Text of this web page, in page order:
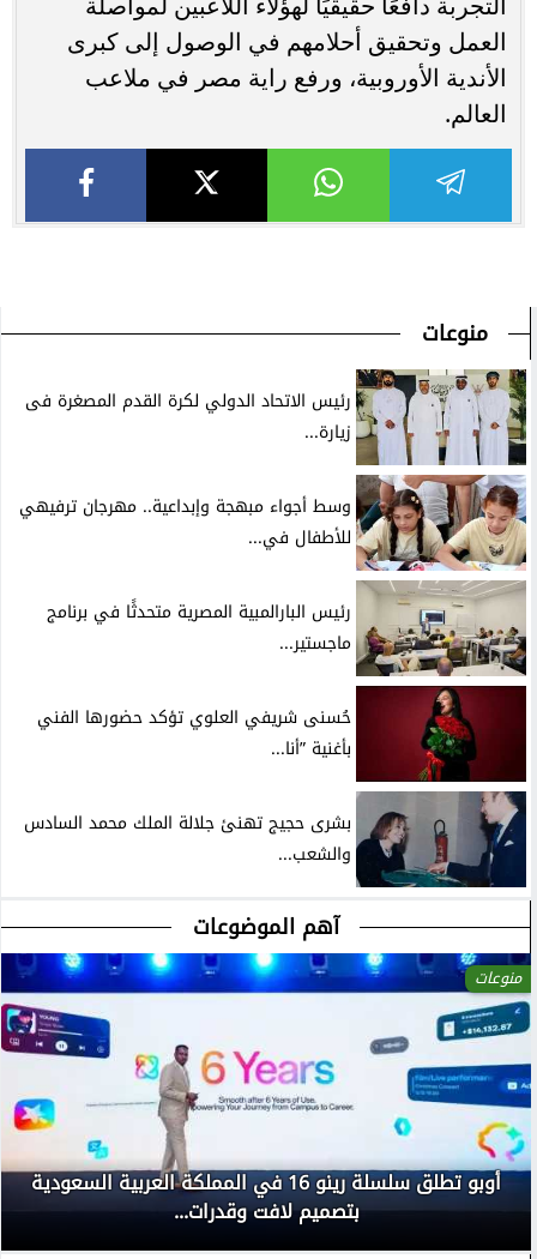
العمل وتحقيق أحلامهم في الوصول إلى كبرى
الأندية الأوروبية، ورفع راية مصر في ملاعب
العالم.
منوعات
رئيس الاتحاد الدولي لكرة القدم المصغرة فى
زيارة...
وسط أجواء مبهجة وإبداعية.. مهرجان ترفيهي
للأطفال في...
رئيس البارالمبية المصرية متحدثًا في برنامج
ماجستير...
حُسنى شريفي العلوي تؤكد حضورها الفني
بأغنية ”أنا...
بشرى حجيج تهنئ جلالة الملك محمد السادس
والشعب...
آهم الموضوعات
منوعات
أوبو تطلق سلسلة رينو 16 في المملكة العربية السعودية
بتصميم لافت وقدرات...